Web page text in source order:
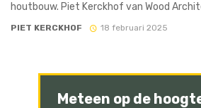
houtbouw. Piet Kerckhof van Wood
PIET KERCKHOF 18 februari 2025
Meteen op de